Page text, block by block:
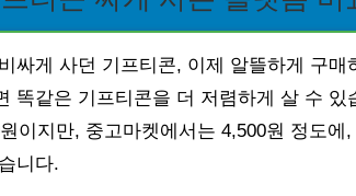
싸게 사던 기프티콘, 이제 알뜰하게 구
똑같은 기프티콘을 더 저렴하게 살 수
이지만, 중고마켓에서는 4,500원 정도
니다.